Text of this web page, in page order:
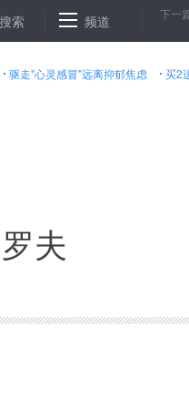
好深度贫困地区“四个硬仗”
搜索 频道 下一
驱走"心灵感冒"远离抑郁焦虑 买2
夫